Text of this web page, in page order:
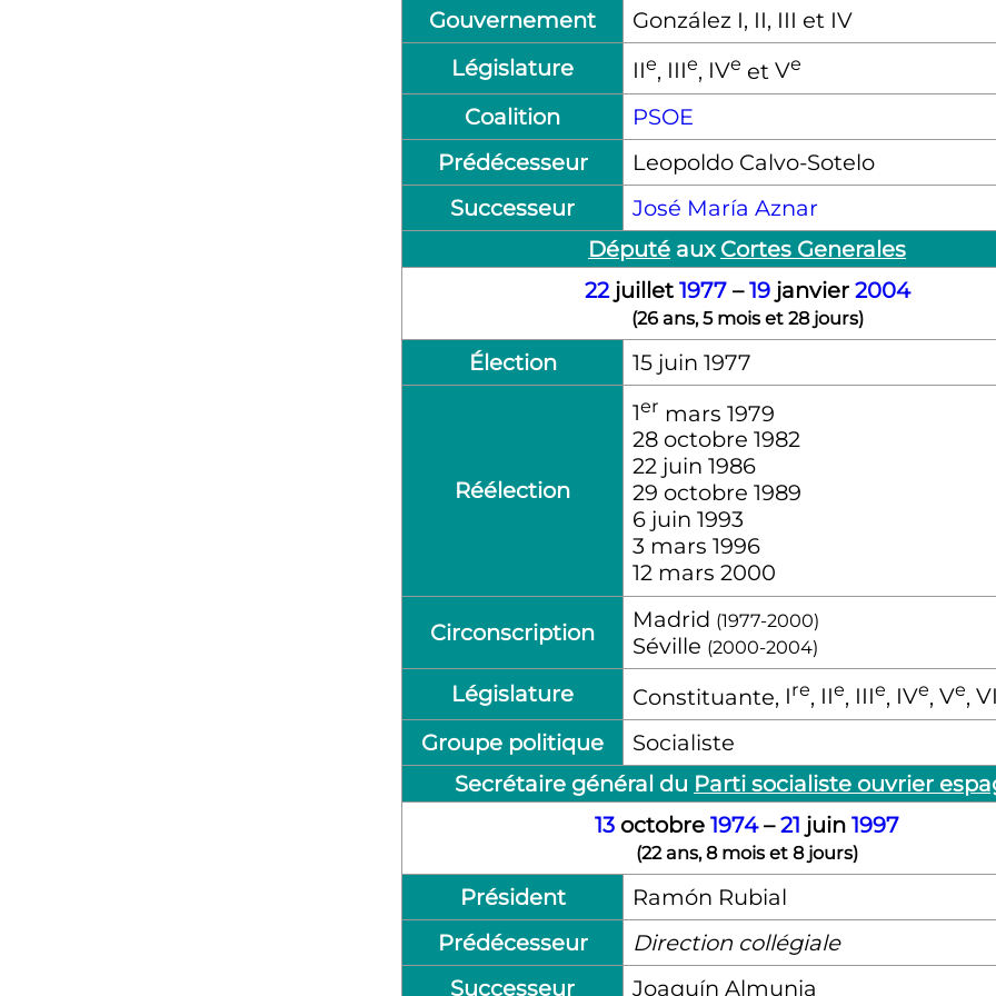
Gouvernement
González I, II, III et IV
Législature
IIe, IIIe, IVe et Ve
Coalition
PSOE
Prédécesseur
Leopoldo Calvo-Sotelo
Successeur
José María Aznar
Député aux Cortes Generales
22juillet 1977–19janvier 2004
(26 ans, 5 mois et 28 jours)
Élection 15 juin 1977
Réélection
1er mars 1979
28 octobre 1982
22 juin 1986
29 octobre 1989
6 juin 1993
3 mars 1996
12 mars 2000
Circonscription Madrid (1977-2000)
Séville (2000-2004)
Législature Constituante, Ire, IIe, IIIe, IVe, Ve, VI
Groupe politique
Socialiste
Secrétaire général du Parti socialiste ouvrier
13 octobre 1974–21 juin 1997
(22 ans, 8 mois et 8 jours)
Président
Ramón Rubial
Prédécesseur
Direction collégiale
Successeur
Joaquín Almunia